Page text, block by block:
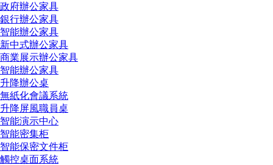
政府辦公家具
銀行辦公家具
智能辦公家具
新中式辦公家具
商業展示辦公家具
智能辦公家具
升降辦公桌
無紙化會議系統
升降屏風職員桌
智能演示中心
智能密集柜
智能保密文件柜
觸控桌面系統